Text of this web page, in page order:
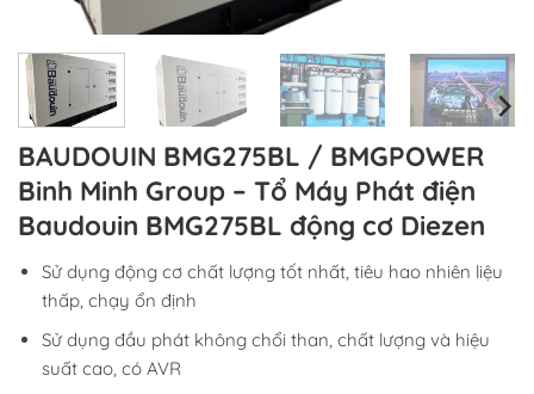
BAUDOUIN BMG275BL / BMGPOWER
Binh Minh Group – Tổ Máy Phát điện
Baudouin BMG275BL động cơ Diezen
Sử dụng động cơ chất lượng tốt nhất, tiêu hao nhiên liệu
thấp, chạy ổn định
Sử dụng đầu phát không chổi than, chất lượng và hiệu
suất cao, có AVR